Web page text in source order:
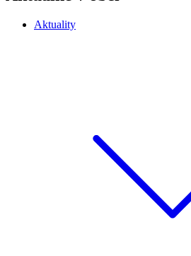
Aktuality